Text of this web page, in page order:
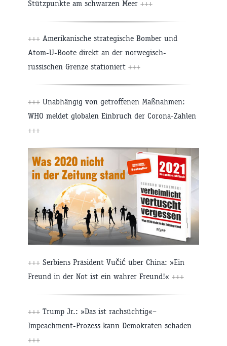
Stützpunkte am schwarzen Meer +++
+++ Amerikanische strategische Bomber und
Atom-U-Boote direkt an der norwegisch-
russischen Grenze stationiert +++
+++ Unabhängig von getroffenen Maßnahmen:
WHO meldet globalen Einbruch der Corona-Zahlen
+++
+++ Serbiens Präsident Vučić über China: »Ein
Freund in der Not ist ein wahrer Freund!« +++
+++ Trump Jr.: »Das ist rachsüchtig«–
Impeachment-Prozess kann Demokraten schaden
+++